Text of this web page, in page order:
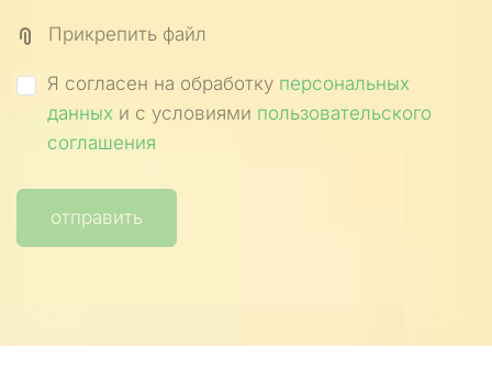
Прикрепить файл
Я согласен на обработку персональных
данных и с условиями пользовательского
соглашения
отправить